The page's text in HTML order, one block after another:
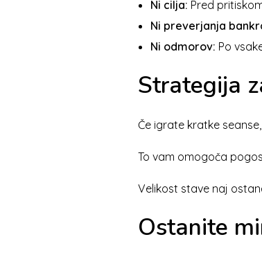
Ni cilja: Pred
Ni preverjanja
Ni odmorov: Po
Strategija
Če igrate kratke
To vam omogoča
Velikost stave naj
Ostanite